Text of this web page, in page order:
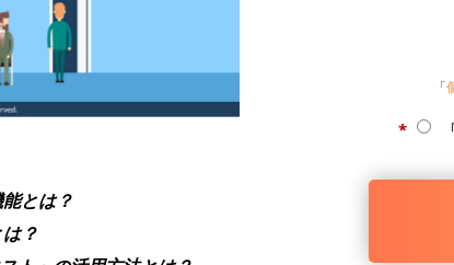
とは？
？
「
*